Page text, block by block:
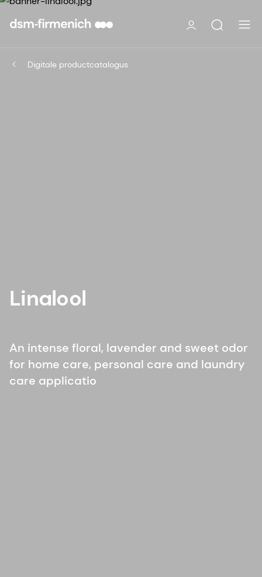
Digitale productcatalogus
Linalool
An intense floral, lavender and sweet odor
for home care, personal care and laundry
care applicatio